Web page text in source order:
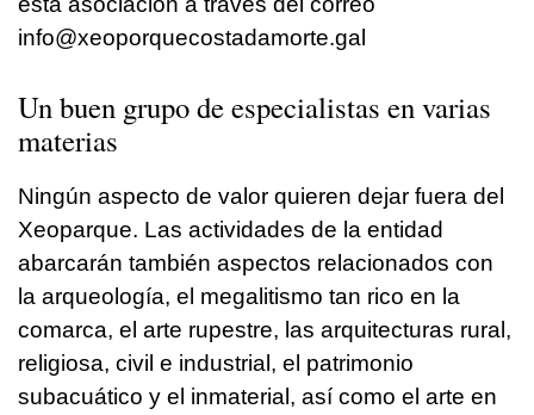
info@xeoporquecostadamorte.gal
Un buen grupo de especialistas en varias
materias
Ningún aspecto de valor quieren dejar fuera del
Xeoparque. Las actividades de la entidad
abarcarán también aspectos relacionados con
la arqueología, el megalitismo tan rico en la
comarca, el arte rupestre, las arquitecturas rural,
religiosa, civil e industrial, el patrimonio
subacuático y el inmaterial, así como el arte en